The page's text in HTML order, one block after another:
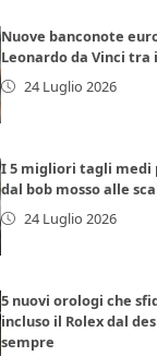
Nuove banconote
Leonardo da Vinci
24 Luglio 2026
I 5 migliori tagli medi
dal bob mosso alle
24 Luglio 2026
5 nuovi orologi che
incluso il Rolex dal
sempre